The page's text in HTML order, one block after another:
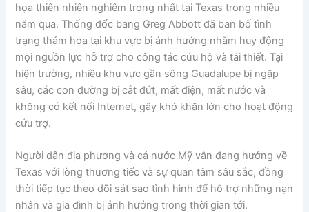
họa thiên nhiên nghiêm trọng nhất tại Texas trong nhiều
năm qua. Thống đốc bang Greg Abbott đã ban bố tình
trạng thảm họa tại khu vực bị ảnh hưởng nhằm huy động
mọi nguồn lực hỗ trợ cho công tác cứu hộ và tái thiết. Tại
hiện trường, nhiều khu vực gần sông Guadalupe bị ngập
sâu, các con đường bị cắt đứt, mất điện, mất nước và
không có kết nối Internet, gây khó khăn lớn cho hoạt động
cứu trợ.
Người dân địa phương và cả nước Mỹ vẫn đang hướng về
Texas với lòng thương tiếc và sự quan tâm sâu sắc, đồng
thời tiếp tục theo dõi sát sao tình hình để hỗ trợ những nạn
nhân và gia đình bị ảnh hưởng trong thời gian tới.